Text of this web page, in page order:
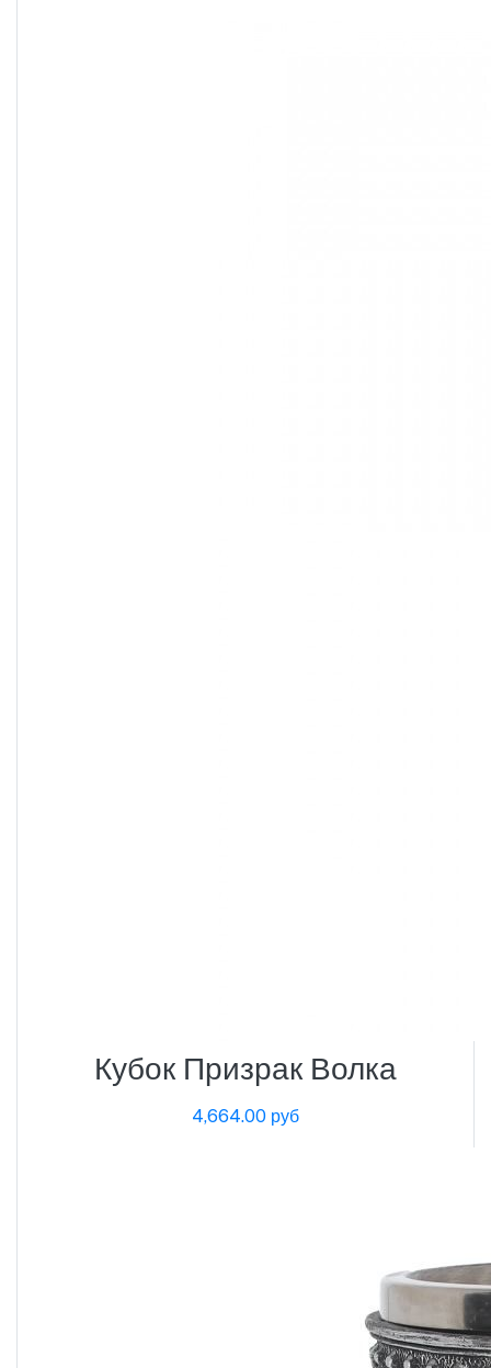
Кубок Призрак Волка
4,664.00 руб